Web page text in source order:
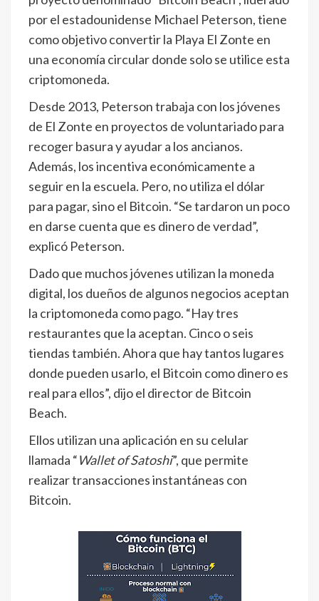
por el estadounidense Michael Peterson, tiene
como objetivo convertir la Playa El Zonte en
una economía circular donde solo se utilice esta
criptomoneda.
Desde 2013, Peterson trabaja con los jóvenes
de El Zonte en proyectos de voluntariado para
recoger basura y ayudar a los ancianos.
Además, los incentiva económicamente a
seguir en la escuela. Pero, no utiliza el dólar
para pagar, sino el Bitcoin. “Se tardaron un poco
en darse cuenta que es dinero de verdad”,
explicó Peterson.
Dado que muchos jóvenes utilizan la moneda
digital, los dueños de algunos negocios aceptan
la criptomoneda como pago. “Hay tres
restaurantes que la aceptan. Cinco o seis
tiendas también. Ahora que hay tantos lugares
donde pueden usarlo, el Bitcoin como dinero es
real para ellos”, dijo el director de Bitcoin
Beach.
Ellos utilizan una aplicación en su celular
llamada “Wallet of Satoshi”, que permite
realizar transacciones instantáneas con
Bitcoin.